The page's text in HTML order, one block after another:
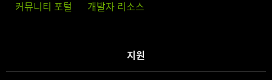
커뮤니티 포털 개발자 리소스
지원